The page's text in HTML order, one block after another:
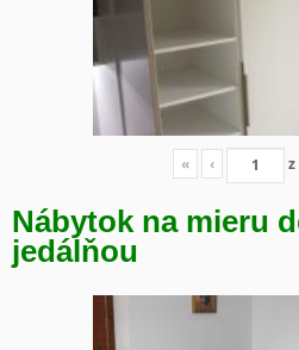
« ‹ z
Nábytok na mieru
jedálňou